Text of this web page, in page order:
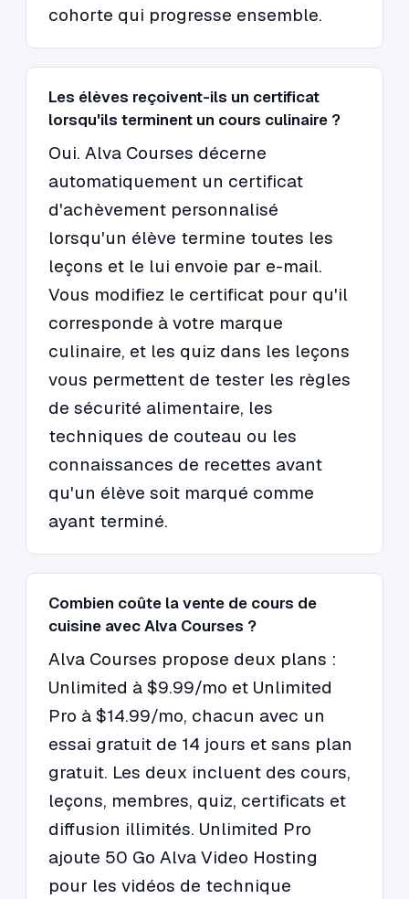
cohorte qui progresse ensemble.
Les élèves reçoivent-ils un certificat
lorsqu'ils terminent un cours culinaire ?
Oui. Alva Courses décerne
automatiquement un certificat
d'achèvement personnalisé
lorsqu'un élève termine toutes les
leçons et le lui envoie par e-mail.
Vous modifiez le certificat pour qu'il
corresponde à votre marque
culinaire, et les quiz dans les leçons
vous permettent de tester les règles
de sécurité alimentaire, les
techniques de couteau ou les
connaissances de recettes avant
qu'un élève soit marqué comme
ayant terminé.
Combien coûte la vente de cours de
cuisine avec Alva Courses ?
Alva Courses propose deux plans :
Unlimited à $9.99/mo et Unlimited
Pro à $14.99/mo, chacun avec un
essai gratuit de 14 jours et sans plan
gratuit. Les deux incluent des cours,
leçons, membres, quiz, certificats et
diffusion illimités. Unlimited Pro
ajoute 50 Go Alva Video Hosting
pour les vidéos de technique